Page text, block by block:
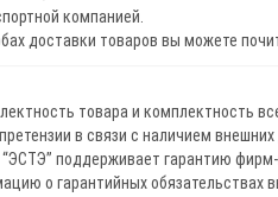
компанией.
доставки товаров вы можете
товара и комплектность
в связи с наличием
поддерживает гарантию
о гарантийных обязательствах